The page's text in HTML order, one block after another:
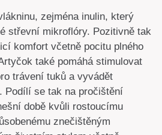
zejména inulin, který
střevní mikroflóry. Pozitivně tak
komfort včetně pocitu plného
také pomáhá stimulovat
trávení tuků a vyvádět
Podílí se tak na pročištění
době kvůli rostoucímu
znečištěným